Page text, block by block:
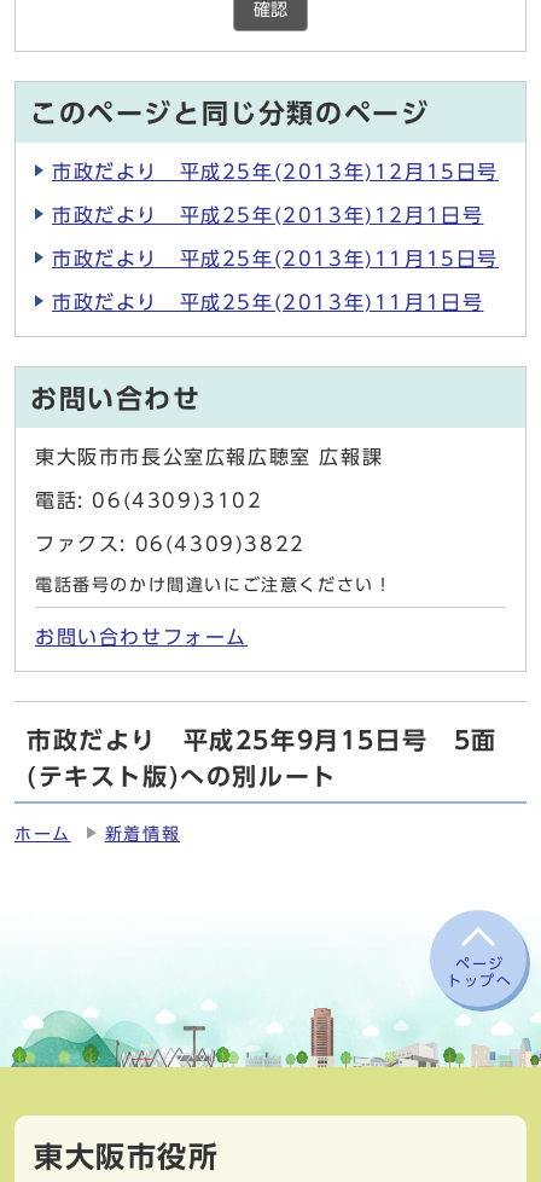
確認
このページと同じ分類のページ
市政だより 平成25年(2013年)12月15日号
市政だより 平成25年(2013年)12月1日号
市政だより 平成25年(2013年)11月15日号
市政だより 平成25年(2013年)11月1日号
お問い合わせ
東大阪市市長公室広報広聴室 広報課
電話: 06(4309)3102
ファクス: 06(4309)3822
電話番号のかけ間違いにご注意ください！
お問い合わせフォーム
市政だより 平成25年9月15日号 5面
(テキスト版)への別ルート
ホーム 新着情報
ページ
トップへ
東大阪市役所